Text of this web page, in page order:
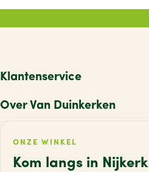
Klantenservice
Over Van Duinkerken
ONZE WINKEL
Kom langs in Nijkerk